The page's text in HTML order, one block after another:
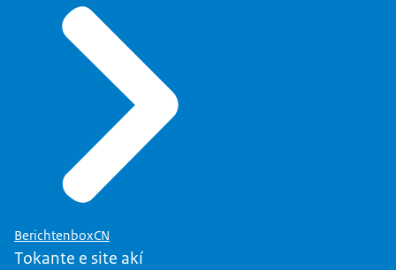
BerichtenboxCN
Tokante e site akí